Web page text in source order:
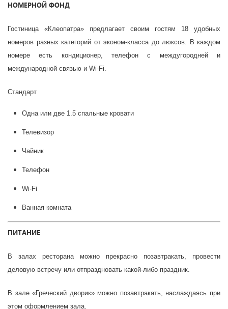
НОМЕРНОЙ ФОНД
Гостиница «Клеопатра» предлагает своим гостям 18 удобных
номеров разных категорий от эконом-класса до люксов. В каждом
номере есть кондиционер, телефон с междугородней и
международной связью и Wi-Fi.
Стандарт
Одна или две 1.5 спальные кровати
Телевизор
Чайник
Телефон
Wi-Fi
Ванная комната
ПИТАНИЕ
В залах ресторана можно прекрасно позавтракать, провести
деловую встречу или отпраздновать какой-либо праздник.
В зале «Греческий дворик» можно позавтракать, наслаждаясь при
этом оформлением зала.